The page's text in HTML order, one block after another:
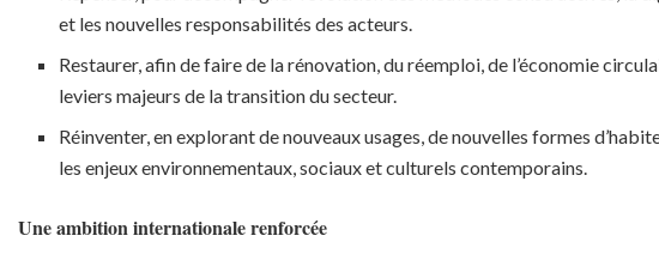
et les nouvelles responsabilités des acteurs.
Restaurer, afin de faire de la rénovation, du réemploi, de l’économie
leviers majeurs de la transition du secteur.
Réinventer, en explorant de nouveaux usages, de nouvelles formes
les enjeux environnementaux, sociaux et culturels contemporains.
Une ambition internationale renforcée